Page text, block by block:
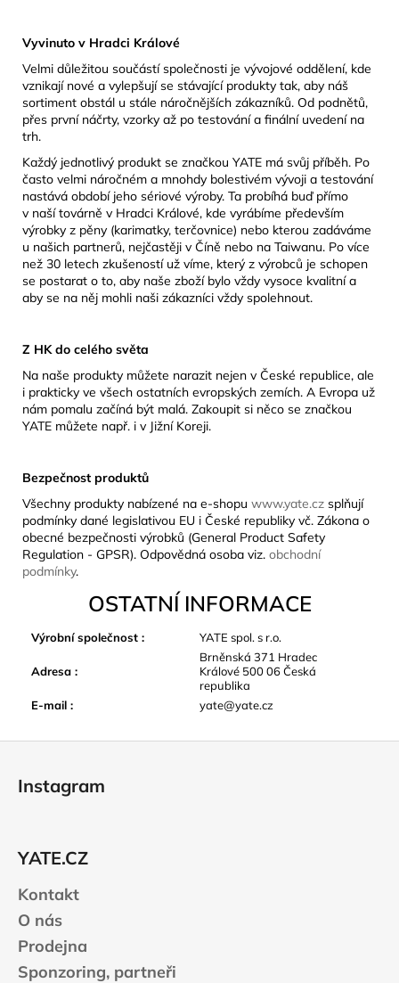
Vyvinuto v Hradci Králové
Velmi důležitou součástí společnosti je vývojové oddělení, kde
vznikají nové a vylepšují se stávající produkty tak, aby náš
sortiment obstál u stále náročnějších zákazníků. Od podnětů,
přes první náčrty, vzorky až po testování a finální uvedení na
trh.
Každý jednotlivý produkt se značkou YATE má svůj příběh. Po
často velmi náročném a mnohdy bolestivém vývoji a testování
nastává období jeho sériové výroby. Ta probíhá buď přímo
v naší továrně v Hradci Králové, kde vyrábíme především
výrobky z pěny (karimatky, terčovnice) nebo kterou zadáváme
u našich partnerů, nejčastěji v Číně nebo na Taiwanu. Po více
než 30 letech zkušeností už víme, který z výrobců je schopen
se postarat o to, aby naše zboží bylo vždy vysoce kvalitní a
aby se na něj mohli naši zákazníci vždy spolehnout.
Z HK do celého světa
Na naše produkty můžete narazit nejen v České republice, ale
i prakticky ve všech ostatních evropských zemích. A Evropa už
nám pomalu začíná být malá. Zakoupit si něco se značkou
YATE můžete např. i v Jižní Koreji.
Bezpečnost produktů
Všechny produkty nabízené na e-shopu www.yate.cz splňují
podmínky dané legislativou EU i České republiky vč. Zákona o
obecné bezpečnosti výrobků (General Product Safety
Regulation - GPSR). Odpovědná osoba viz. obchodní
podmínky.
OSTATNÍ INFORMACE
Výrobní společnost : YATE spol. s r.o.
Adresa :
Brněnská 371 Hradec
Králové 500 06 Česká
republika
E-mail : yate@yate.cz
Instagram
YATE.CZ
Kontakt
O nás
Prodejna
Sponzoring, partneři